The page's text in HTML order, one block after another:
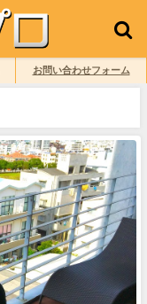
お問い合わせフォーム